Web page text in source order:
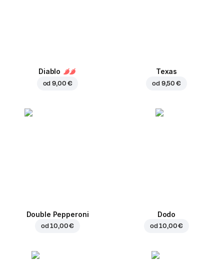
Diablo
od9,00 €
Texas
od 9,50 €
Double Pepperoni
od10,00 €
Dodo
od10,00 €